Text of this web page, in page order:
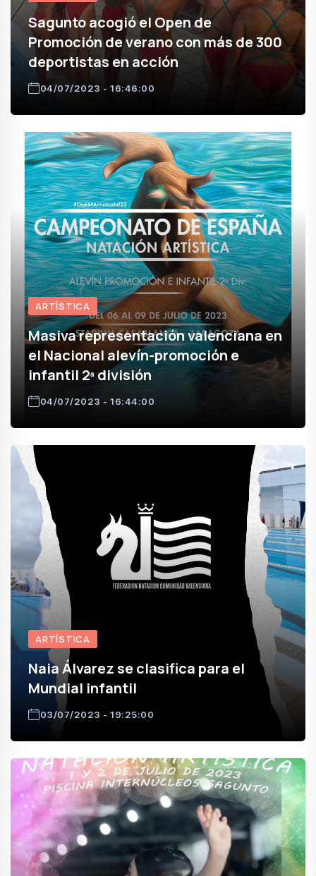
Sagunto acogió el Open de
Promoción de verano con más de 300
deportistas en acción
04/07/2023 - 16:46:00
ARTÍSTICA
Masiva representación valenciana en
el Nacional alevín-promoción e
infantil 2ª división
04/07/2023 - 16:44:00
ARTÍSTICA
Naia Álvarez se clasifica para el
Mundial infantil
03/07/2023 - 19:25:00